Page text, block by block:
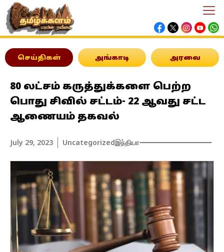
செய்திகள் அங்காடி அரவை
80 லட்சம் கருத்துக்களை பெற்ற
பொது சிவில் சட்டம்- 22 ஆவது சட்ட
ஆணையம் தகவல்
July 29, 2023 Uncategorizedஇந்தியா